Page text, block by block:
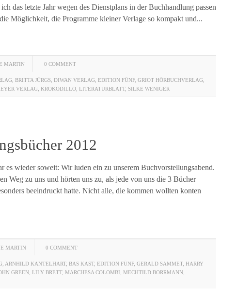
das letzte Jahr wegen des Dienstplans in der Buchhandlung passen
Möglichkeit, die Programme kleiner Verlage so kompakt und...
MARTIN 0 COMMENT
BRITTA JÜRGS DIWAN VERLAG EDITION FÜNF, GRIOT HÖRBUCHVERLAG
VERLAG KROKODILLO LITERATURBLATT, SILKE WENIGER
2012
es wieder soweit: Wir luden ein zu unserem Buchvorstellungsabend.
Weg zu uns und hörten uns zu, als jede von uns die 3 Bücher
beeindruckt hatte. Nicht alle, die kommen wollten konten
MARTIN 0 COMMENT
ARNHILD KANTELHART, BAS KAST, EDITION FÜNF, GERALD SAMMET, HARRY
GREEN LILY BRETT, MARCHESA COLOMBI MECHTILD BORRMANN